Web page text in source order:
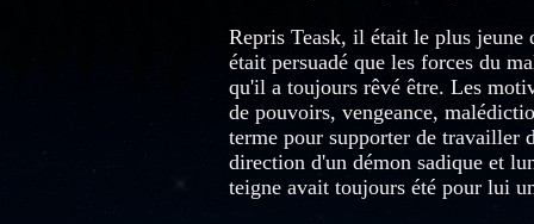
Repris Teask, il était le plus jeune
était persuadé que les forces du
qu'il a toujours rêvé être. Les
de pouvoirs, vengeance,
terme pour supporter de travailler
direction d'un démon sadique et
teigne avait toujours été pour lui